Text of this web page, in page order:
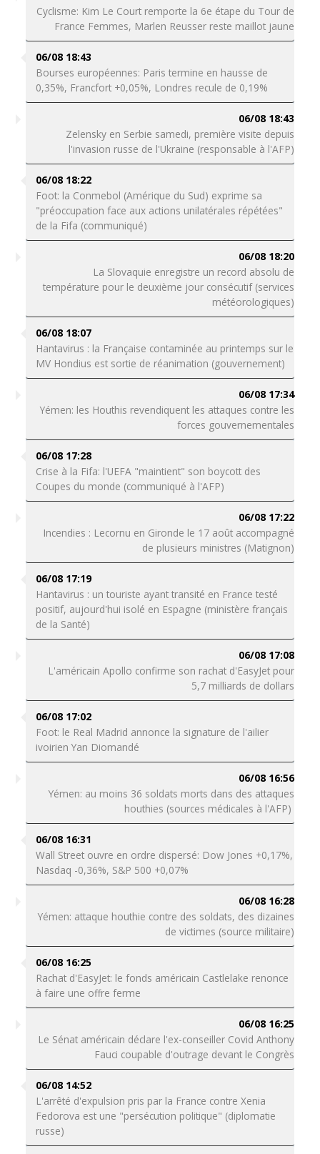
Cyclisme: Kim Le Court remporte la 6e étape du Tour de
France Femmes, Marlen Reusser reste maillot jaune
06/08 18:43
Bourses européennes: Paris termine en hausse de
0,35%, Francfort +0,05%, Londres recule de 0,19%
06/08 18:43
Zelensky en Serbie samedi, première visite depuis
l'invasion russe de l'Ukraine (responsable à l'AFP)
06/08 18:22
Foot: la Conmebol (Amérique du Sud) exprime sa
"préoccupation face aux actions unilatérales répétées"
de la Fifa (communiqué)
06/08 18:20
La Slovaquie enregistre un record absolu de
température pour le deuxième jour consécutif (services
météorologiques)
06/08 18:07
Hantavirus : la Française contaminée au printemps sur le
MV Hondius est sortie de réanimation (gouvernement)
06/08 17:34
Yémen: les Houthis revendiquent les attaques contre les
forces gouvernementales
06/08 17:28
Crise à la Fifa: l'UEFA "maintient" son boycott des
Coupes du monde (communiqué à l'AFP)
06/08 17:22
Incendies : Lecornu en Gironde le 17 août accompagné
de plusieurs ministres (Matignon)
06/08 17:19
Hantavirus : un touriste ayant transité en France testé
positif, aujourd'hui isolé en Espagne (ministère français
de la Santé)
06/08 17:08
L'américain Apollo confirme son rachat d'EasyJet pour
5,7 milliards de dollars
06/08 17:02
Foot: le Real Madrid annonce la signature de l'ailier
ivoirien Yan Diomandé
06/08 16:56
Yémen: au moins 36 soldats morts dans des attaques
houthies (sources médicales à l'AFP)
06/08 16:31
Wall Street ouvre en ordre dispersé: Dow Jones +0,17%,
Nasdaq -0,36%, S&P 500 +0,07%
06/08 16:28
Yémen: attaque houthie contre des soldats, des dizaines
de victimes (source militaire)
06/08 16:25
Rachat d'EasyJet: le fonds américain Castlelake renonce
à faire une offre ferme
06/08 16:25
Le Sénat américain déclare l'ex-conseiller Covid Anthony
Fauci coupable d'outrage devant le Congrès
06/08 14:52
L'arrêté d'expulsion pris par la France contre Xenia
Fedorova est une "persécution politique" (diplomatie
russe)